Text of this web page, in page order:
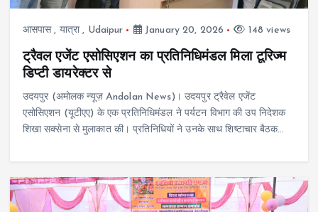
आसपास, यात्रा, Udaipur January 20, 2026 148 views
ट्रैवल एजेंट एसोसिएशन का प्रतिनिधिमंडल मिला टूरिज्म
डिप्टी डायरेक्टर से
उदयपुर (अमोलक न्यूज़ Andolan News)। उदयपुर ट्रैवेल एजेंट
एसोसिएशन (यूटीएए) के एक प्रतिनिधिमंडल ने पर्यटन विभाग की उप निदेशक
शिखा सक्सेना से मुलाकात की। प्रतिनिधियों ने उनके साथ शिष्टाचार बैठक…